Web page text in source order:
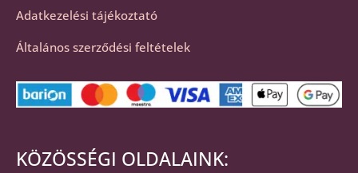
Adatkezelési tájékoztató
Általános szerződési feltételek
KÖZÖSSÉGI OLDALAINK: